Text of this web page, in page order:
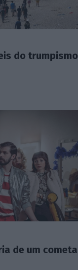
do trumpismo
de um cometa